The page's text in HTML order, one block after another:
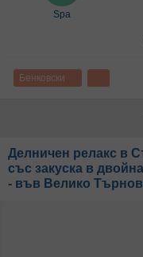
Spa
Бенковски
Делничен релакс в
със закуска в
- във Велико